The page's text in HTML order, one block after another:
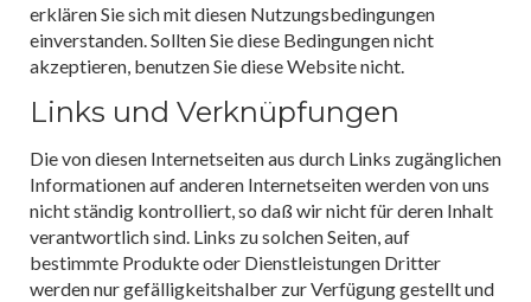
erklären Sie sich mit diesen Nutzungsbedingungen
einverstanden. Sollten Sie diese Bedingungen nicht
akzeptieren, benutzen Sie diese Website nicht.
Links und Verknüpfungen
Die von diesen Internetseiten aus durch Links zugänglichen
Informationen auf anderen Internetseiten werden von uns
nicht ständig kontrolliert, so daß wir nicht für deren Inhalt
verantwortlich sind. Links zu solchen Seiten, auf
bestimmte Produkte oder Dienstleistungen Dritter
werden nur gefälligkeitshalber zur Verfügung gestellt und